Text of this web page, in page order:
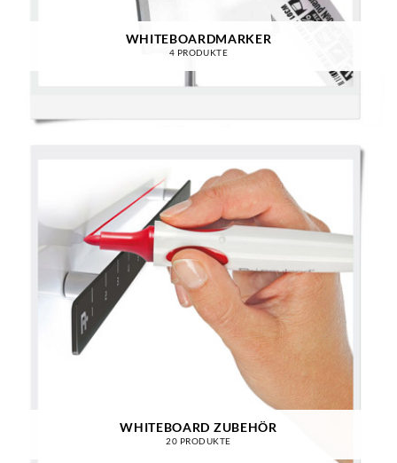
WHITEBOARDMARKER
4 PRODUKTE
WHITEBOARD ZUBEHÖR
20 PRODUKTE